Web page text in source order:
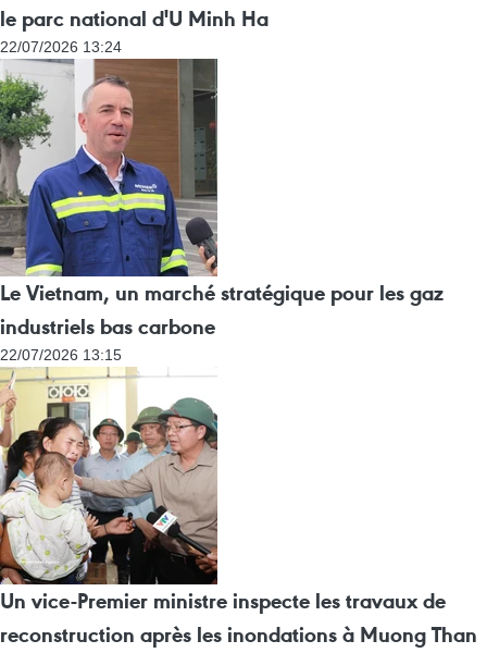
le parc national d'U Minh Ha
22/07/2026 13:24
Le Vietnam, un marché stratégique pour les gaz
industriels bas carbone
22/07/2026 13:15
Un vice-Premier ministre inspecte les travaux de
reconstruction après les inondations à Muong Than